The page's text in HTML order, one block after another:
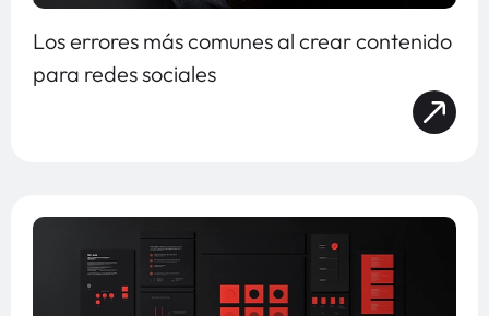
Los errores más comunes al crear contenido
para redes sociales